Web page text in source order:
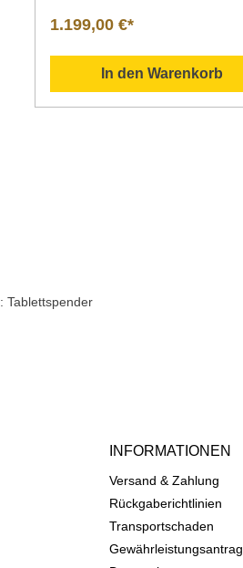
mmMaße: L 775 x B 520 x H 911
1.199,00 €*
In den Warenkorb
: Tablettspender
INFORMATIONEN
Versand & Zahlung
Rückgaberichtlinien
Transportschaden
Gewährleistungsantrag